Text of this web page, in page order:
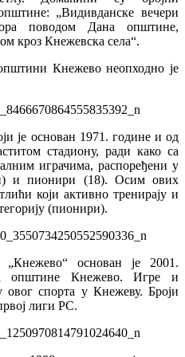
„Видивданске вечери
поводом Дана општине,
кроз Кнежевска села“.
Кнежево неопходно је
је основан 1971. године и од
стадиону, ради како са
играчима, распоређени у
и пионири (18). Осим ових
који активно тренирају и
(пионири).
основан је 2001.
општине Кнежево. Игре и
овог спорта у Кнежеву. Броји
лиги РС.